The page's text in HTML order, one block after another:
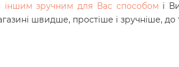
іншим зручним для Вас способом і
швидше, простіше і зручніше,